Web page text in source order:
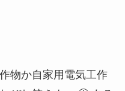
物か自家用電気工作